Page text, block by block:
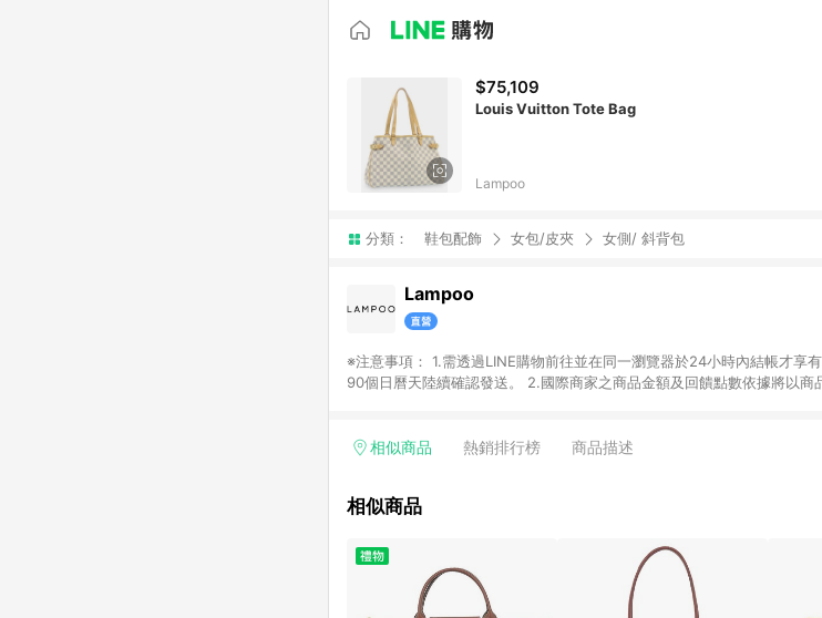
$75,109
Louis Vuitton Tote Bag
Lampoo
分類： 鞋包配飾 女包/皮夾 女側/ 斜背包
Lampoo
※注意事項： 1.需透過LINE購物前往並在同一瀏覽器於24小時內結帳才享有回饋，點數將於廠商出貨後，隔天起算之
90個日曆天陸續確認發送。 2.國際商家之商品金額及回饋點數依據將以商品未稅價格為準。 3.國際商家之商品金額可
相似商品 熱銷排行榜 商品描述
相似商品